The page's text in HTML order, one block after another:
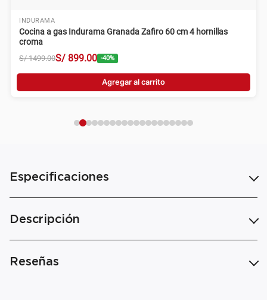
INDURAMA
Cocina a gas Indurama Granada Zafiro 60 cm 4 hornillas
croma
S/ 1499.00S/ 899.00 -40%
Agregar al carrito
Especificaciones
Descripción
Reseñas